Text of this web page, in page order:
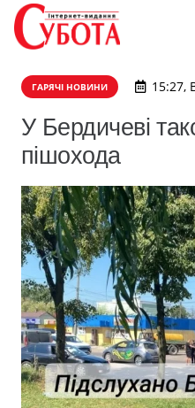
ГАРЯЧІ НОВИНИ 15:27,
У Бердичеві
пішохода